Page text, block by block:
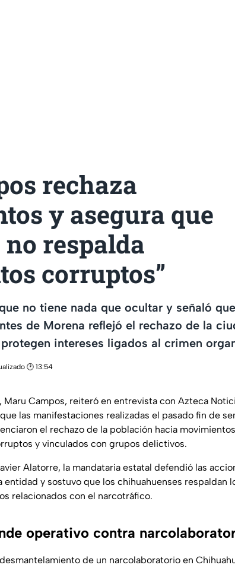
rechaza
y asegura que
respalda
corruptos”
no tiene nada que ocultar y señaló
de Morena reflejó el rechazo de la
intereses ligados al crimen
🕑 13:54
Maru Campos, reiteró en entrevista con Azteca
las manifestaciones realizadas el pasado fin de
el rechazo de la población hacia
y vinculados con grupos delictivos.
Alatorre, la mandataria estatal defendió las
entidad y sostuvo que los chihuahuenses respaldan
relacionados con el narcotráfico.
operativo contra
de un narcolaboratorio en